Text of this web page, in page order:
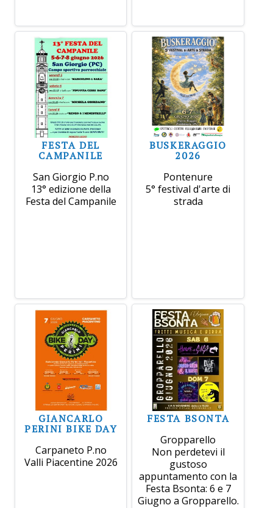
FESTA DEL
CAMPANILE
San Giorgio P.no
13° edizione della
Festa del Campanile
BUSKERAGGIO
2026
Pontenure
5° festival d'arte di
strada
GIANCARLO
PERINI BIKE DAY
Carpaneto P.no
Valli Piacentine 2026
FESTA BSONTA
Gropparello
Non perdetevi il
gustoso
appuntamento con la
Festa Bsonta: 6 e 7
Giugno a Gropparello.